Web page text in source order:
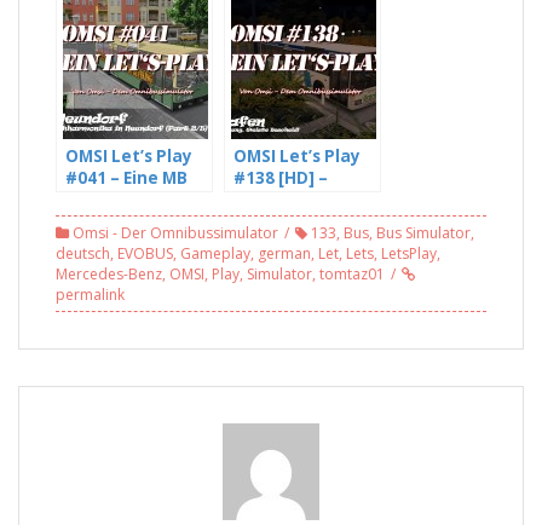
Mühlhausen
(WIP), Linie 170
[HD]
700 eine
Rundfahrt der
besonderen Art
(4/4)
OMSI Let’s Play
#041 – Eine MB
Ziehharmonika
in Neundorf,
Linie 301 (2/5)
[HD]
OMSI Let’s Play
#138 [HD] –
g, weiste
Bescheid,
Elbenhafen,10 –
mit Freddy LP
(3/3)
Omsi - Der Omnibussimulator 133, Bus, Bus Simulator,
deutsch, EVOBUS, Gameplay, german, Let, Lets, LetsPlay,
Mercedes-Benz, OMSI, Play, Simulator, tomtaz01
permalink